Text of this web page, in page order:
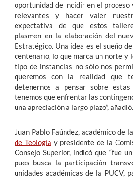
oportunidad de incidir en el proceso
relevantes y hacer valer
expectativa de que estos
plasmen en la elaboración del
Estratégico. Una idea es el sueño
centenario, lo que marca un norte y
tipo de instancias no sólo nos
queremos con la realidad que
detenernos a pensar sobre
tenemos que enfrentar las
una apreciación a largo plazo”, añadió.
Juan Pablo Faúndez, académico de la
de Teología y presidente de la
Consejo Superior, indicó que “fue
pues busca la participación
unidades académicas de la PUCV,